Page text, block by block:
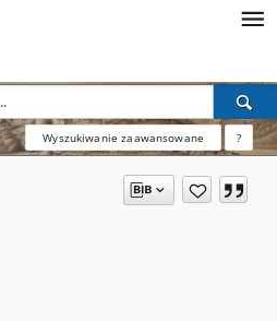
Wyszukiwanie zaawansowane ?